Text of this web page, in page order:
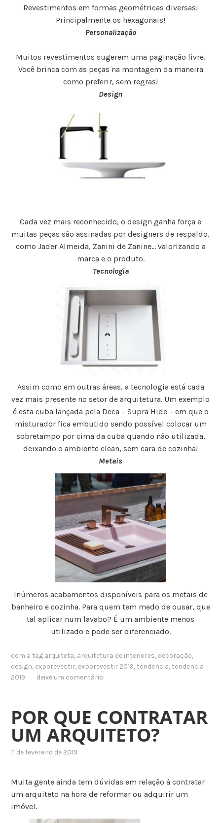
Revestimentos em formas geométricas diversas!
Principalmente os hexagonais!
Personalização
Muitos revestimentos sugerem uma paginação livre.
Você brinca com as peças na montagem da maneira
como preferir, sem regras!
Design
Cada vez mais reconhecido, o design ganha força e
muitas peças são assinadas por designers de respaldo,
como Jader Almeida, Zanini de Zanine… valorizando a
marca e o produto.
Tecnologia
Assim como em outras áreas, a tecnologia está cada
vez mais presente no setor de arquitetura. Um exemplo
é esta cuba lançada pela Deca – Supra Hide – em que o
misturador fica embutido sendo possível colocar um
sobretampo por cima da cuba quando não utilizada,
deixando o ambiente clean, sem cara de cozinha!
Metais
Inúmeros acabamentos disponíveis para os metais de
banheiro e cozinha. Para quem tem medo de ousar, que
tal aplicar num lavabo? É um ambiente menos
utilizado e pode ser diferenciado.
com a tag arquiteta, arquitetura de interiores, decoração,
design, exporevestir, exporevestir 2019, tendencia, tendencia
2019
deixe um comentário
POR QUE CONTRATAR
UM ARQUITETO?
11 de fevereiro de 2019
Muita gente ainda tem dúvidas em relação à contratar
um arquiteto na hora de reformar ou adquirir um
imóvel.